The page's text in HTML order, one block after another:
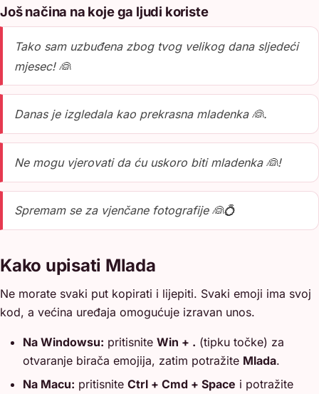
Još načina na koje ga ljudi koriste
Tako sam uzbuđena zbog tvog velikog dana sljedeći
mjesec! 👰
Danas je izgledala kao prekrasna mladenka 👰.
Ne mogu vjerovati da ću uskoro biti mladenka 👰!
Spremam se za vjenčane fotografije 👰💍
Kako upisati Mlada
Ne morate svaki put kopirati i lijepiti. Svaki emoji ima svoj
kod, a većina uređaja omogućuje izravan unos.
Na Windowsu: pritisnite Win + . (tipku točke) za
otvaranje birača emojija, zatim potražite Mlada.
Na Macu: pritisnite Ctrl + Cmd + Space i potražite